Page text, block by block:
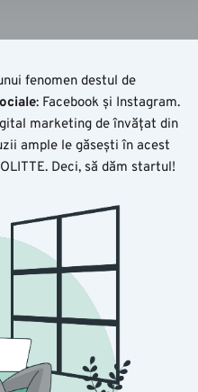
fenomen destul de
: Facebook și Instagram.
marketing de învățat din
ample le găsești în acest
Deci, să dăm startul!